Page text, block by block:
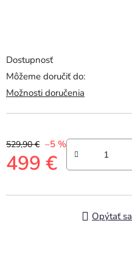
Dostupnosť
Môžeme doručiť do:
Možnosti doručenia
529,90 € –5 %
499 €
Opýtať sa